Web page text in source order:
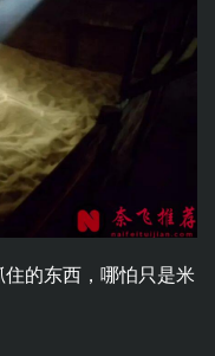
的东西，哪怕只是米